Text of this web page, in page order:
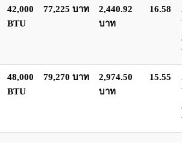
42,000
BTU
77,225 บาท
2,440.92
บาท
16.58
48,000
BTU
79,270 บาท
2,974.50
บาท
15.55